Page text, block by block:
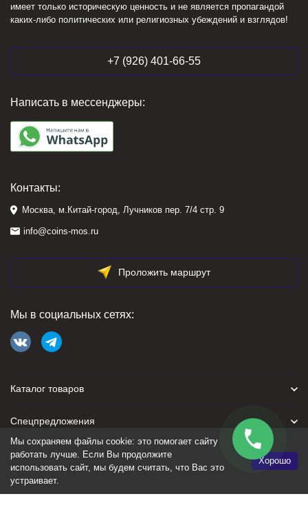
имеет только историческую ценность и не является пропагандой
каких-либо политических или религиозных убеждений и взглядов!
+7 (926) 401-66-55
Написать в мессенджеры:
Контакты:
Москва, м.Китай-город, Лучников пер. 7/4 стр. 9
info@coins-mos.ru
Проложить маршрут
Мы в социальных сетях:
Каталог товаров
Спецпредложения
Для покупателя
Политика персональных данных
Мы сохраняем файлы cookie: это помогает сайту
работать лучше. Если Вы продолжите
использовать сайт, мы будем считать, что Вас это
устраивает.
Хорошо